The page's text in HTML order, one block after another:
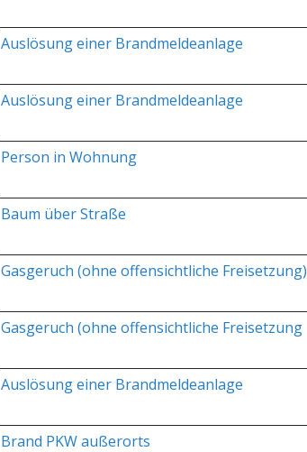
Auslösung einer Brandmeldeanlage
Auslösung einer Brandmeldeanlage
Person in Wohnung
Baum über Straße
Gasgeruch (ohne offensichtliche Freisetzung)
Gasgeruch (ohne offensichtliche Freisetzung
Auslösung einer Brandmeldeanlage
Brand PKW außerorts